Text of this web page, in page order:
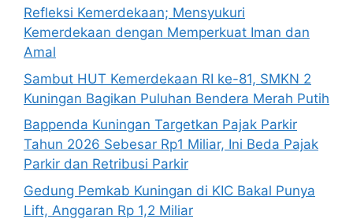
Refleksi Kemerdekaan; Mensyukuri
Kemerdekaan dengan Memperkuat Iman dan
Amal
Sambut HUT Kemerdekaan RI ke-81, SMKN 2
Kuningan Bagikan Puluhan Bendera Merah Putih
Bappenda Kuningan Targetkan Pajak Parkir
Tahun 2026 Sebesar Rp1 Miliar, Ini Beda Pajak
Parkir dan Retribusi Parkir
Gedung Pemkab Kuningan di KIC Bakal Punya
Lift, Anggaran Rp 1,2 Miliar